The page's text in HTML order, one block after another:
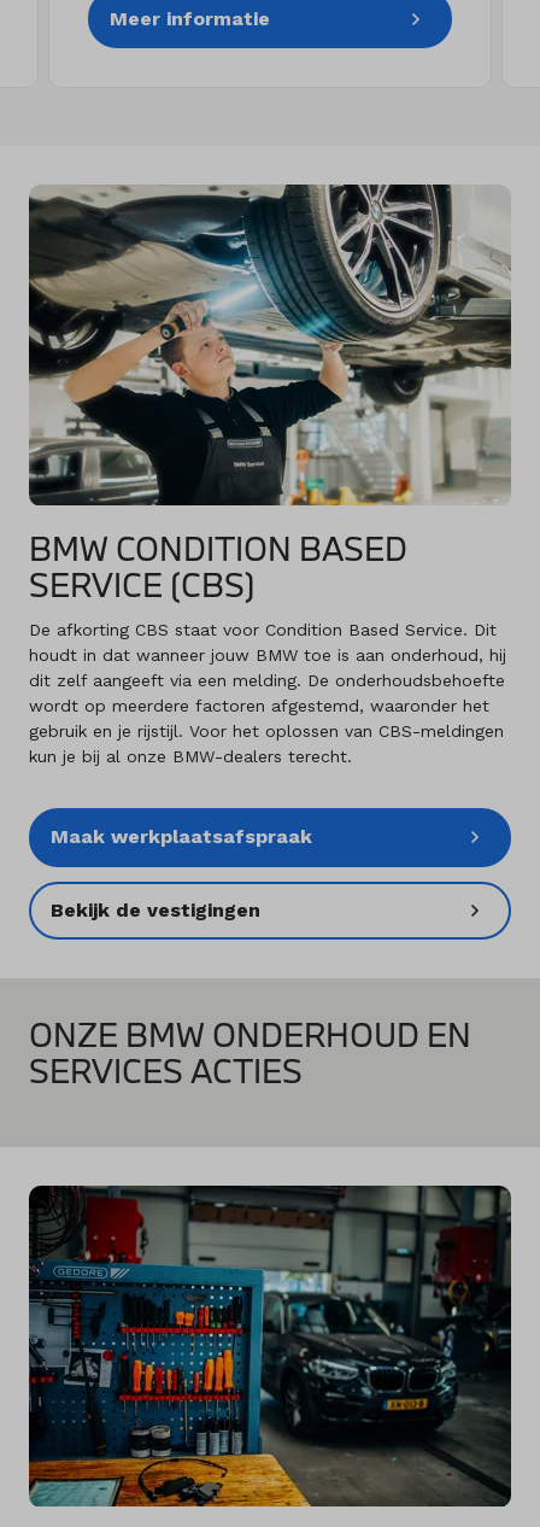
Meer informatie
BMW CONDITION BASED
SERVICE (CBS)
De afkorting CBS staat voor Condition Based Service. Dit
houdt in dat wanneer jouw BMW toe is aan onderhoud, hij
dit zelf aangeeft via een melding. De onderhoudsbehoefte
wordt op meerdere factoren afgestemd, waaronder het
gebruik en je rijstijl. Voor het oplossen van CBS-meldingen
kun je bij al onze BMW-dealers terecht.
Maak werkplaatsafspraak
Bekijk de vestigingen
ONZE BMW ONDERHOUD EN
SERVICES ACTIES